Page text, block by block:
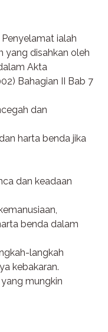
ialah
yang disahkan oleh
Akta
Bahagian II Bab 7
dan
harta benda jika
dan keadaan
benda dalam
langkah
kebakaran.
mungkin